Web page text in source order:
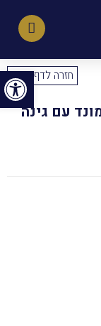
פתח סרגל נגישות
עם גינה
חזרה לדף הבית